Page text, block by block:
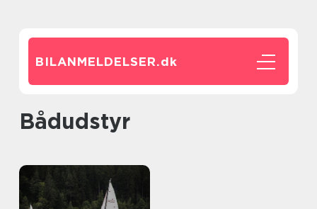
BILANMELDELSER.dk
bådudstyr